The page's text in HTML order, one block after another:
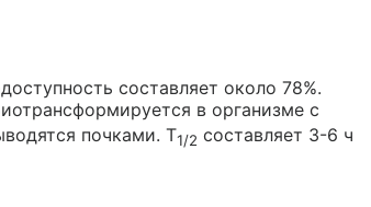
составляет около 78%.
в организме с
почками. T1/2 составляет 3-6 ч